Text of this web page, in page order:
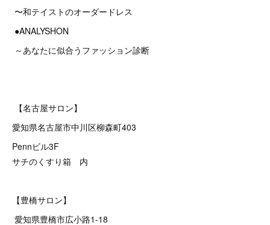
〜和テイストのオーダードレス
●ANALYSHON
～あなたに似合うファッション診断
【名古屋サロン】
愛知県名古屋市中川区柳森町403
Pennビル3F
サチのくすり箱 内
【豊橋サロン】
愛知県豊橋市広小路1-18